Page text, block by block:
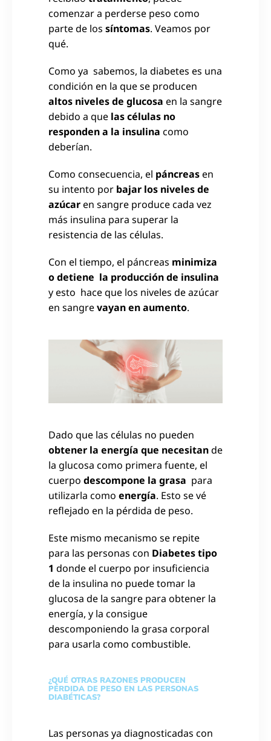
comenzar a perderse peso como
parte de los síntomas. Veamos por
qué.
Como ya sabemos, la diabetes es una
condición en la que se producen
altos niveles de glucosa en la sangre
debido a que las células no
responden a la insulina como
deberían.
Como consecuencia, el páncreasen
su intento por bajar los niveles de
azúcaren sangre produce cada vez
más insulina para superar la
resistencia de las células.
Con el tiempo, el páncreas minimiza
o detiene la producción de insulina
y esto hace que los niveles de azúcar
en sangrevayan en aumento.
Dado que las células no pueden
obtener la energía que necesitande
la glucosa como primera fuente, el
cuerpo descompone la grasa para
utilizarla como energía. Esto se vé
reflejado en la pérdida de peso.
Este mismo mecanismo se repite
para las personas con Diabetes tipo
1 donde el cuerpo por insuficiencia
de la insulina no puede tomar la
glucosa de la sangre para obtener la
energía, y la consigue
descomponiendo la grasa corporal
para usarla como combustible.
¿QUÉ OTRAS RAZONES PRODUCEN
PÉRDIDA DE PESO EN LAS PERSONAS
DIABÉTICAS?
Las personas ya diagnosticadas con